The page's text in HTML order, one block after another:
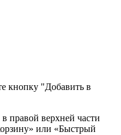
кнопку "Добавить в
правой верхней части
или «Быстрый